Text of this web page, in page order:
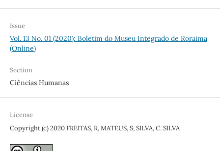
Issue
Vol. 13 No. 01 (2020): Boletim do Museu Integrado de Roraima
(Online)
Section
Ciências Humanas
License
Copyright (c) 2020 FREITAS, R, MATEUS, S, SILVA, C. SILVA